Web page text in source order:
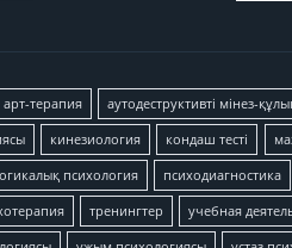
арт-терапия аутодеструктивті мінез-
кинезиология кондаш тесті
психология психодиагностика
тренингтер учебная